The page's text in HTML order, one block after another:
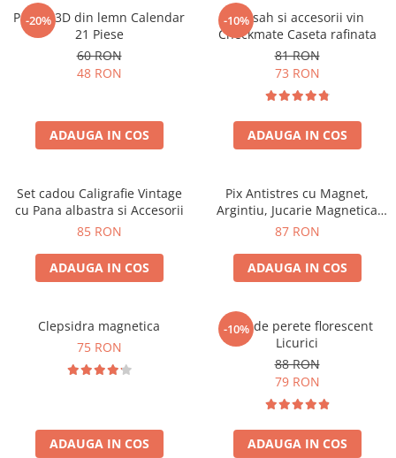
-20%
Puzzle 3D din lemn Calendar
21 Piese
60 RON
48 RON
ADAUGA IN COS
-10%
Set sah si accesorii vin
Checkmate Caseta rafinata
81 RON
73 RON
ADAUGA IN COS
Set cadou Caligrafie Vintage
cu Pana albastra si Accesorii
85 RON
ADAUGA IN COS
Pix Antistres cu Magnet,
Argintiu, Jucarie Magnetica
pentru Birou
87 RON
ADAUGA IN COS
Clepsidra magnetica
75 RON
ADAUGA IN COS
-10%
Ceas de perete florescent
Licurici
88 RON
79 RON
ADAUGA IN COS